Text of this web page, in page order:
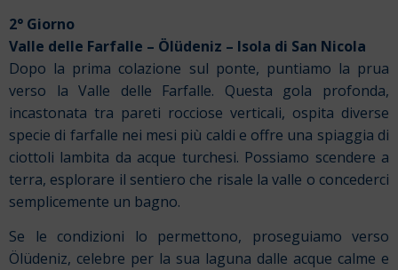
2° Giorno
Valle delle Farfalle – Ölüdeniz – Isola di San Nicola
Dopo la prima colazione sul ponte, puntiamo la prua
verso la Valle delle Farfalle. Questa gola profonda,
incastonata tra pareti rocciose verticali, ospita diverse
specie di farfalle nei mesi più caldi e offre una spiaggia di
ciottoli lambita da acque turchesi. Possiamo scendere a
terra, esplorare il sentiero che risale la valle o concederci
semplicemente un bagno.
Se le condizioni lo permettono, proseguiamo verso
Ölüdeniz, celebre per la sua laguna dalle acque calme e